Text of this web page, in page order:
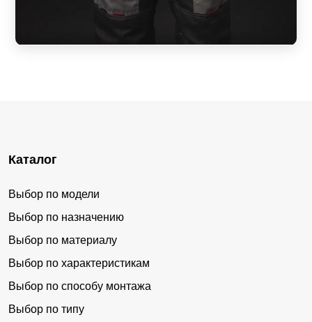
Каталог
Выбор по модели
Выбор по назначению
Выбор по материалу
Выбор по характеристикам
Выбор по способу монтажа
Выбор по типу